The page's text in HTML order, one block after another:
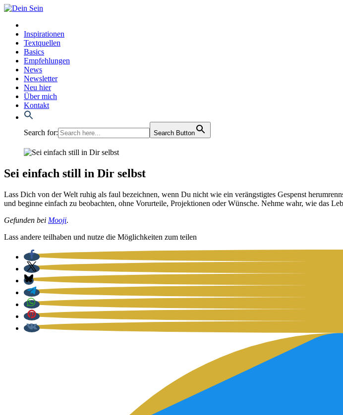
Inspirationen
Textquellen
Basics
Empfehlungen
News
Newsletter
Neu hier
Über mich
Kontakt
Search for: Search Button
Sei einfach still in Dir selbst
Lass Dich von der Welt ruhig als faul bezeich­nen, wenn Du nicht wie ein ver­ängs­tig­tes Gespenst
und begin­ne ein­fach zu beob­ach­ten, ohne Vor­ur­tei­le, Pro­jek­tio­nen oder Wün­sche. Neh­me wahr, wie das
Gefun­den bei Moo­ji.
Lass ande­re teil­ha­ben und nut­ze die Mög­lich­kei­ten zum tei­len